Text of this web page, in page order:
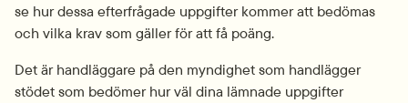
se hur dessa efterfrågade uppgifter kommer att bedömas
och vilka krav som gäller för att få poäng.
Det är handläggare på den myndighet som handlägger
stödet som bedömer hur väl dina lämnade uppgifter